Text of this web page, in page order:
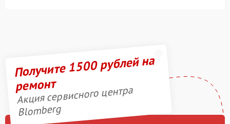
Получите 1500 рублей на
ремонт
Акция сервисного центра
Blomberg